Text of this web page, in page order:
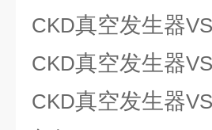
CKD真空发生器
CKD真空发生器
CKD真空发生器